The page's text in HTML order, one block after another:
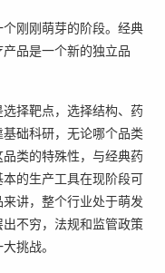
刚刚萌芽的阶段。经典
品是一个新的独立品
择靶点，选择结构、药
础科研，无论哪个品类
类的特殊性，与经典药
的生产工具在现阶段可
讲，整个行业处于萌发
不穷，法规和监管政策
挑战。